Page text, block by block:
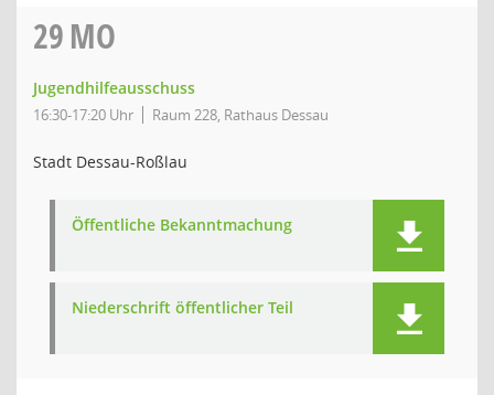
29MO
Jugendhilfeausschuss
16:30-17:20 Uhr Raum 228, Rathaus Dessau
Stadt Dessau-Roßlau
Öffentliche Bekanntmachung
Niederschrift öffentlicher Teil